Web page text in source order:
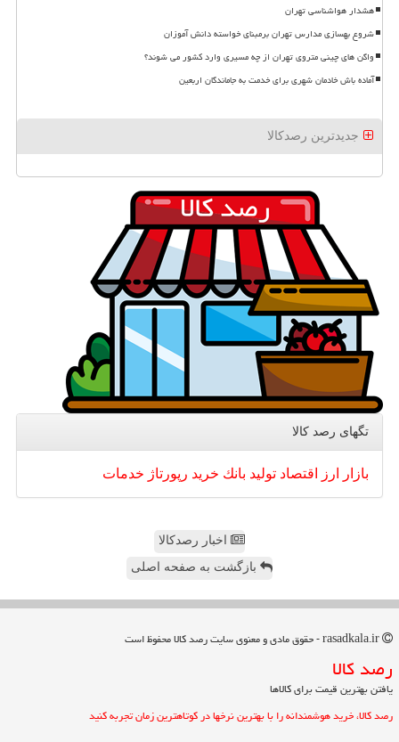
هشدار هواشناسی تهران
شروع بهسازی مدارس تهران برمبنای خواسته دانش آموزان
واگن های چینی متروی تهران از چه مسیری وارد کشور می شوند؟
آماده باش خادمان شهری برای خدمت به جاماندگان اربعین
جدیدترین رصدکالا
تگهای رصد كالا
بازار ارز اقتصاد تولید بانك خرید رپورتاژ خدمات
اخبار رصدکالا
بازگشت به صفحه اصلی
رصد كالا
یافتن بهترین قیمت برای کالاها
رصد کالا، خرید هوشمندانه را با بهترین نرخها در کوتاهترین زمان تجربه کنید